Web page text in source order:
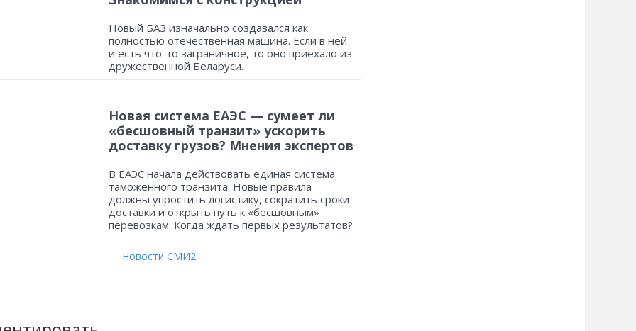
Новый БАЗ изначально создавался как
полностью отечественная машина. Если в ней
и есть что-то заграничное, то оно приехало из
дружественной Беларуси.
Новая система ЕАЭС — сумеет ли
«бесшовный транзит» ускорить
доставку грузов? Мнения экспертов
В ЕАЭС начала действовать единая система
таможенного транзита. Новые правила
должны упростить логистику, сократить сроки
доставки и открыть путь к «бесшовным»
перевозкам. Когда ждать первых результатов?
Новости СМИ2